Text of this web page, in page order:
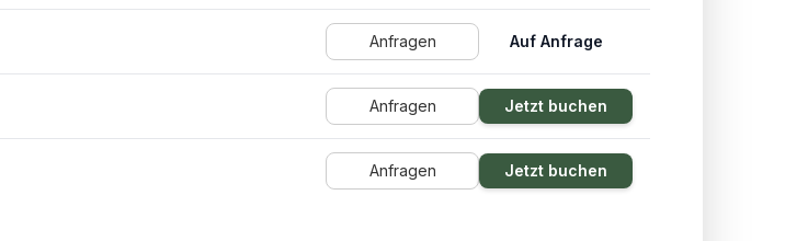
Anfragen Auf Anfrage
Anfragen Jetzt buchen
Anfragen Jetzt buchen